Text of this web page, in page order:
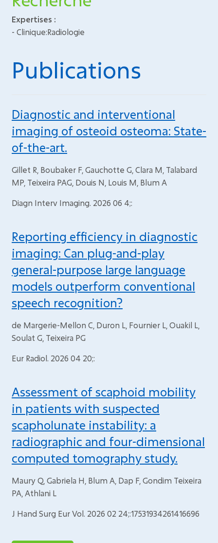
Expertises :
- Clinique:Radiologie
Publications
Diagnostic and interventional
imaging of osteoid osteoma: State-
of-the-art.
Gillet R, Boubaker F, Gauchotte G, Clara M, Talabard
MP, Teixeira PAG, Douis N, Louis M, Blum A
Diagn Interv Imaging. 2026 06 4;:
Reporting efficiency in diagnostic
imaging: Can plug-and-play
general-purpose large language
models outperform conventional
speech recognition?
de Margerie-Mellon C, Duron L, Fournier L, Ouakil L,
Soulat G, Teixeira PG
Eur Radiol. 2026 04 20;:
Assessment of scaphoid mobility
in patients with suspected
scapholunate instability: a
radiographic and four-dimensional
computed tomography study.
Maury Q, Gabriela H, Blum A, Dap F, Gondim Teixeira
PA, Athlani L
J Hand Surg Eur Vol. 2026 02 24;:17531934261416696